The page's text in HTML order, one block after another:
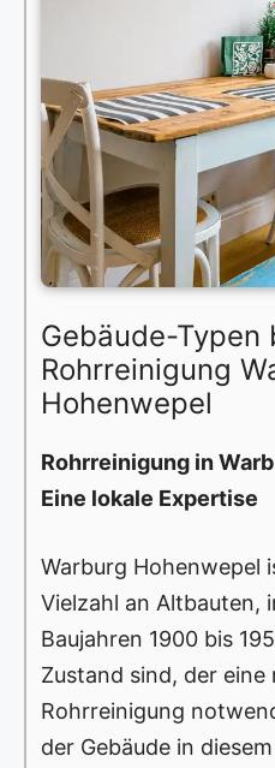
Gebäude-Typen
Rohrreinigung
Hohenwepel
Rohrreinigung in
Eine lokale Expertise
Warburg Hohenwepel
Vielzahl an Altbauten,
Baujahren 1900 bis
Zustand sind, der eine
Rohrreinigung
der Gebäude in